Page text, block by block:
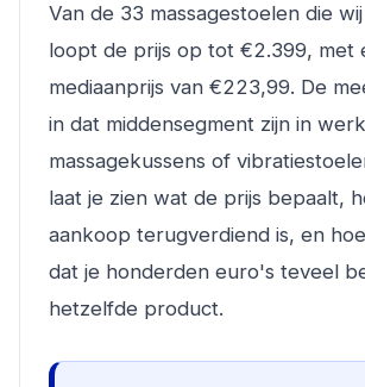
Van de 33 massagestoelen die
loopt de prijs op tot €2.399, met
mediaanprijs van €223,99. De
in dat middensegment zijn in
massagekussens of
laat je zien wat de prijs bepaalt,
aankoop terugverdiend is, en
dat je honderden euro's teveel
hetzelfde product.